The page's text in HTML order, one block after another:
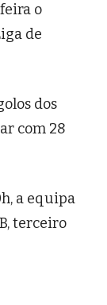
o
de
dos
com 28
a equipa
terceiro